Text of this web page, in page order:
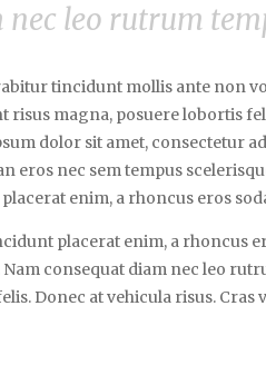
leo rutrum
tincidunt mollis ante non
magna, posuere lobortis
dolor sit amet, consectetur
eros nec sem tempus
enim, a rhoncus eros
placerat enim, a rhoncus
consequat diam nec leo
Donec at vehicula risus.